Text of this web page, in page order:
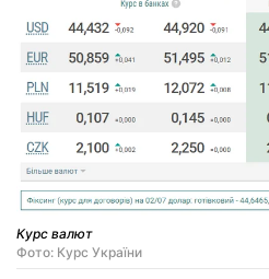
Курс валют
Фото: Курс України